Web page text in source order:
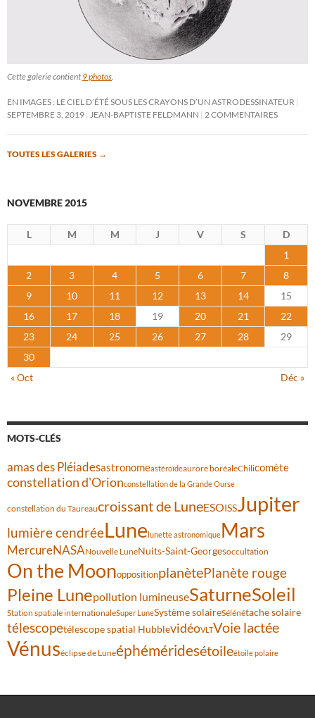
Cette galerie contient 9 photos
EN IMAGES : LE CIEL D’ÉTÉ SOUS LES CRAYONS D’UN ASTRODESSINATEUR
SEPTEMBRE 3, 2019
JEAN-BAPTISTE FELDMANN 2 COMMENTAIRES
TOUTES LES GALERIES →
NOVEMBRE 2015
L M M J V S
D
1
2
3 4 5 6 7
8
9
10 11 12 13 14
15
16
17 18 19 20 21
22
23
24 25 26 27 28
29
30
« Oct
Déc »
MOTS-CLÉS
amas des Pléiadesastronomeastéroïdeaurore boréaleChilicomète
constellation d'Orionconstellation de la Grande Ourse
constellation du Taureaucroissant de LuneESOISSJupiter
lumière cendréeLunelunette astronomiqueMars
MercureNASANouvelle LuneNuits-Saint-Georgesoccultation
On the MoonoppositionplanètePlanète rouge
Pleine Lunepollution lumineuseSaturneSoleil
Station spatiale internationaleSuper LuneSystème solaireSélénétache solaire
télescopetélescope spatial HubblevidéoVLTVoie lactée
Vénuséclipse de Luneéphéméridesétoileétoile polaire